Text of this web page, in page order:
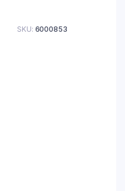
SKU: 6000853